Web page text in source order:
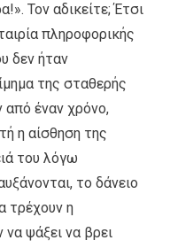
Τον αδικείτε; Έτσι
πληροφορικής
δεν ήταν
της σταθερής
από έναν χρόνο,
η αίσθηση της
του λόγω
το δάνειο
τρέχουν η
να ψάξει να βρει